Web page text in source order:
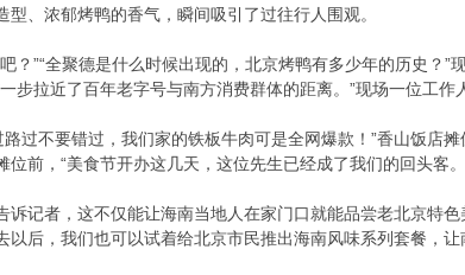
、浓郁烤鸭的香气，瞬间吸引了过往行人围观。
？”“全聚德是什么时候出现的，北京烤鸭有多少年的历史？
步拉近了百年老字号与南方消费群体的距离。”现场一位工作
过不要错过，我们家的铁板牛肉可是全网爆款！”香山饭店
前，“美食节开办这几天，这位先生已经成了我们的回头客。
诉记者，这不仅能让海南当地人在家门口就能品尝老北京特
后，我们也可以试着给北京市民推出海南风味系列套餐，让